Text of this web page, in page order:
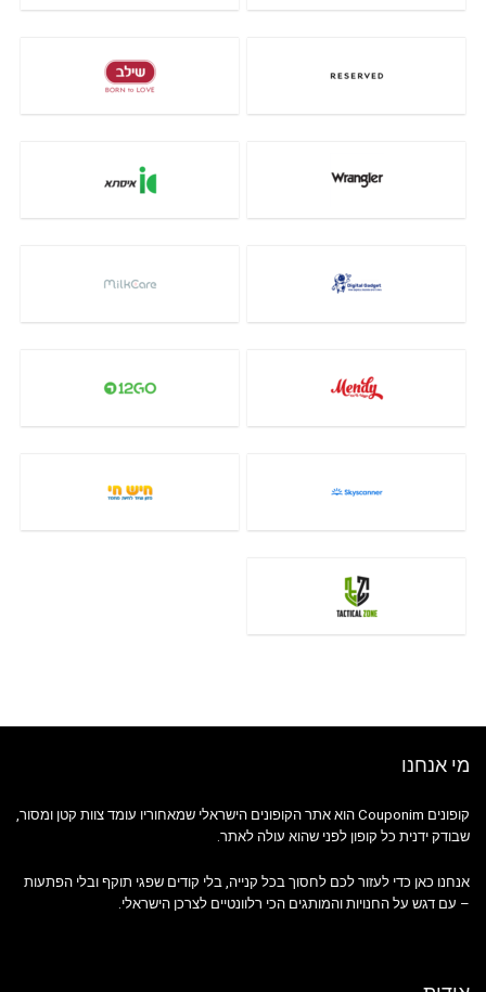
מי אנחנו
קופונים Couponim הוא אתר הקופונים הישראלי שמאחוריו עומד צוות קטן ומסור,
שבודק ידנית כל קופון לפני שהוא עולה לאתר.
אנחנו כאן כדי לעזור לכם לחסוך בכל קנייה, בלי קודים שפגי תוקף ובלי הפתעות
– עם דגש על החנויות והמותגים הכי רלוונטיים לצרכן הישראלי.